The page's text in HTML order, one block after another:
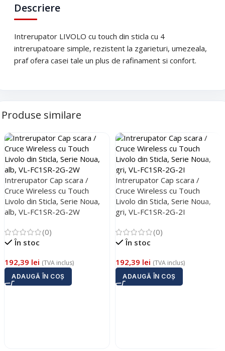
Telefon*
Trimite solicitarea
Email
Cerințele tale (proiect, buget, termen, alte produse)
Trimite solicitarea
Descriere
Intrerupator LIVOLO cu touch din sticla cu 4
intrerupatoare simple, rezistent la zgarieturi, umezeala,
praf ofera casei tale un plus de rafinament si confort.
Produse similare
Intrerupator Cap scara /
Cruce Wireless cu Touch
Livolo din Sticla, Serie Noua,
alb, VL-FC1SR-2G-2W
(0)
În stoc
192,39 lei (TVA inclus)
ADAUGĂ ÎN COȘ
Intrerupator Cap scara /
Cruce Wireless cu Touch
Livolo din Sticla, Serie Noua,
gri, VL-FC1SR-2G-2I
(0)
În stoc
192,39 lei (TVA inclus)
ADAUGĂ ÎN COȘ